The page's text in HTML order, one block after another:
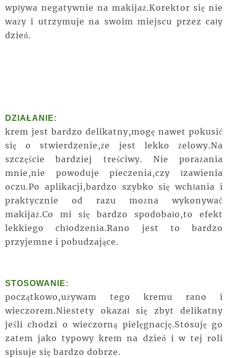
wpływa negatywnie na makijaż.Korektor się nie
waży i utrzymuje na swoim miejscu przez cały
dzień.
DZIAŁANIE:
krem jest bardzo delikatny,mogę nawet pokusić
się o stwierdzenie,że jest lekko żelowy.Na
szczęście bardziej treściwy. Nie porażania
mnie,nie powoduje pieczenia,czy łzawienia
oczu.Po aplikacji,bardzo szybko się wchłania i
praktycznie od razu można wykonywać
makijaż.Co mi się bardzo spodobało,to efekt
lekkiego chłodzenia.Rano jest to bardzo
przyjemne i pobudzające.
STOSOWANIE:
początkowo,używam tego kremu rano i
wieczorem.Niestety okazał się zbyt delikatny
jeśli chodzi o wieczorną pielęgnację.Stosuję go
zatem jako typowy krem na dzień i w tej roli
spisuje się bardzo dobrze.